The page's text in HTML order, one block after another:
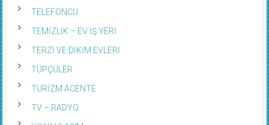
TELEFONCU
TEMİZLİK – EV İŞ YERİ
TERZİ VE DİKİM EVLERİ
TÜPÇÜLER
TURİZM ACENTE
TV – RADYO